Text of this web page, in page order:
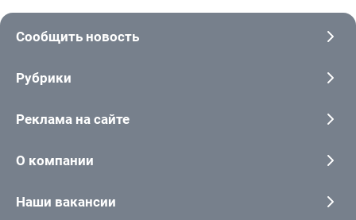
Сообщить новость
Рубрики
Реклама на сайте
О компании
Наши вакансии